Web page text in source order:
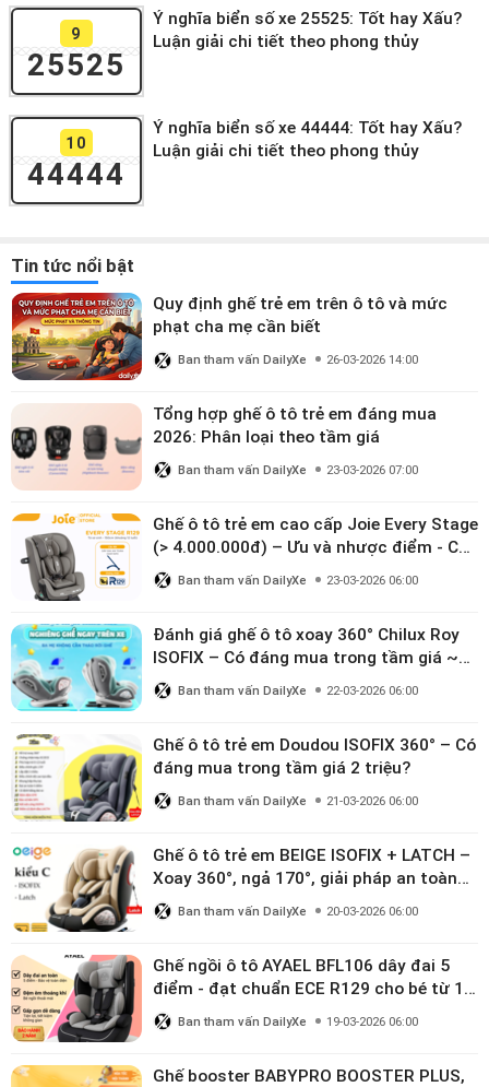
9
25525
Ý nghĩa biển số xe 25525: Tốt hay Xấu?
Luận giải chi tiết theo phong thủy
10
44444
Ý nghĩa biển số xe 44444: Tốt hay Xấu?
Luận giải chi tiết theo phong thủy
Tin tức nổi bật
Quy định ghế trẻ em trên ô tô và mức
phạt cha mẹ cần biết
Ban tham vấn DailyXe 26-03-2026 14:00
Tổng hợp ghế ô tô trẻ em đáng mua
2026: Phân loại theo tầm giá
Ban tham vấn DailyXe 23-03-2026 07:00
Ghế ô tô trẻ em cao cấp Joie Every Stage
(> 4.000.000đ) – Ưu và nhược điểm - Có
đáng đầu tư cho bé từ 0–12 tuổi?
Ban tham vấn DailyXe 23-03-2026 06:00
Đánh giá ghế ô tô xoay 360° Chilux Roy
ISOFIX – Có đáng mua trong tầm giá ~3
triệu
Ban tham vấn DailyXe 22-03-2026 06:00
Ghế ô tô trẻ em Doudou ISOFIX 360° – Có
đáng mua trong tầm giá 2 triệu?
Ban tham vấn DailyXe 21-03-2026 06:00
Ghế ô tô trẻ em BEIGE ISOFIX + LATCH –
Xoay 360°, ngả 170°, giải pháp an toàn
linh hoạt cho bé 0–10 tuổi
Ban tham vấn DailyXe 20-03-2026 06:00
Ghế ngồi ô tô AYAEL BFL106 dây đai 5
điểm - đạt chuẩn ECE R129 cho bé từ 1–
10 tuổi
Ban tham vấn DailyXe 19-03-2026 06:00
Ghế booster BABYPRO BOOSTER PLUS,